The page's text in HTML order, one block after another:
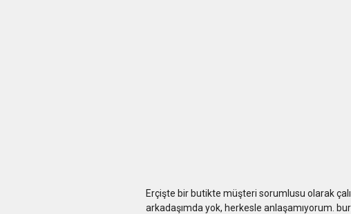
Erçişte bir butikte müşteri sorumlusu olarak
arkadaşımda yok, herkesle anlaşamıyorum.